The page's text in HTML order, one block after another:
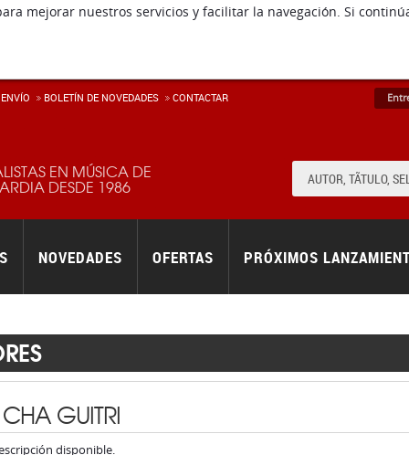
mejorar nuestros servicios y facilitar la navegación. Si
EN MÚSICA DE
DESDE 1986
NOVEDADES OFERTAS PRÓXIMOS
BOLETÍN DE NOVEDADES CONTACTAR
GUITRI
disponible.